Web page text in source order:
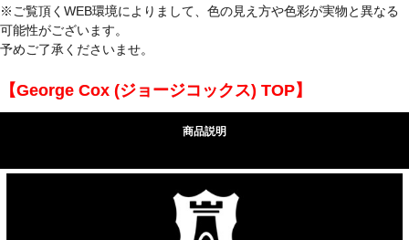
※ご覧頂くWEB環境によりまして、色の見え方や色彩が実物と異なる
可能性がございます。
予めご了承くださいませ。
【George Cox (ジョージコックス) TOP】
商品説明